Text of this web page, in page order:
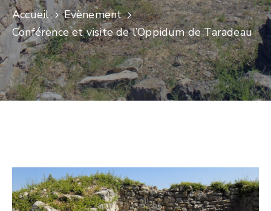
Accueil
Evènement
Conférence et visite de l’Oppidum de Taradeau